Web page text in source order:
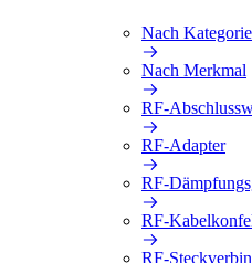
Nach Kategorie
Nach Merkmal
RF-
RF-Adapter
RF-
RF-
RF-